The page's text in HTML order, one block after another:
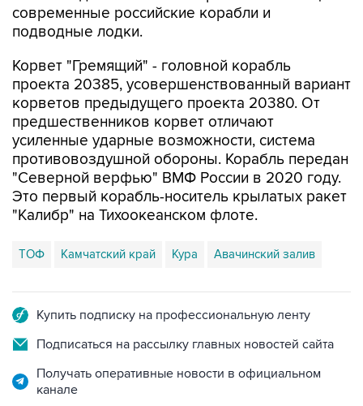
современные российские корабли и
подводные лодки.
Корвет "Гремящий" - головной корабль
проекта 20385, усовершенствованный вариант
корветов предыдущего проекта 20380. От
предшественников корвет отличают
усиленные ударные возможности, система
противовоздушной обороны. Корабль передан
"Северной верфью" ВМФ России в 2020 году.
Это первый корабль-носитель крылатых ракет
"Калибр" на Тихоокеанском флоте.
ТОФ Камчатский край Кура Авачинский залив
Купить подписку на профессиональную ленту
Подписаться на рассылку главных новостей сайта
Получать оперативные новости в официальном
канале